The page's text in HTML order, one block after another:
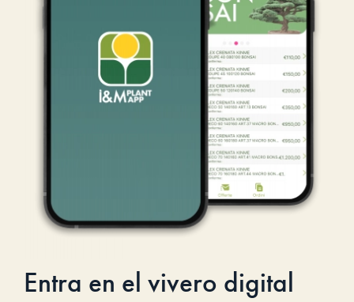
Entra en el vivero digital